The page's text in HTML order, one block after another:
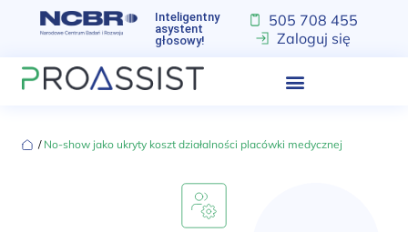
Inteligentny
asystent
głosowy!
505 708 455
Zaloguj się
‏‏‎ ‎/‏‏‎ ‎ No-show jako ukryty koszt działalności placówki medycznej